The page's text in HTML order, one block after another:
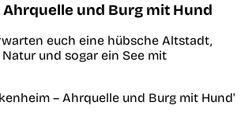
und Burg mit Hund
euch eine hübsche Altstadt,
und sogar ein See mit
– Ahrquelle und Burg mit Hund'